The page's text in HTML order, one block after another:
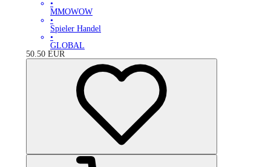
•
MMOWOW
•
Spieler Handel
•
GLOBAL
50.50 EUR